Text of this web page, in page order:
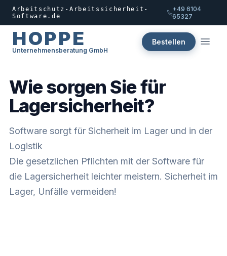
Arbeitschutz-Arbeitssicherheit-
Software.de
+49 6104
65327
HOPPE
Unternehmensberatung GmbH
Bestellen
Wie sorgen Sie für
Lagersicherheit?
Software sorgt für Sicherheit im Lager und in der
Logistik
Die gesetzlichen Pflichten mit der Software für
die Lagersicherheit leichter meistern. Sicherheit im
Lager, Unfälle vermeiden!